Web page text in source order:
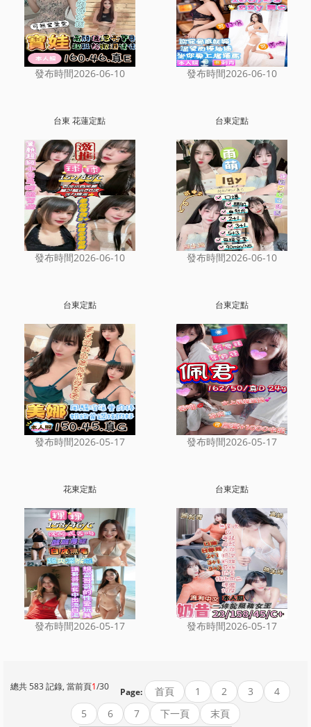
發布時間2026-06-10 發布時間2026-06-10
台東 花蓮定點
發布時間2026-06-10
台東定點
發布時間2026-06-10
台東定點
發布時間2026-05-17
台東定點
發布時間2026-05-17
花東定點
發布時間2026-05-17
台東定點
發布時間2026-05-17
Page:
總共 583 記錄, 當前頁1/30 首頁 1 2 3
4
5
6 7 下一頁 末頁